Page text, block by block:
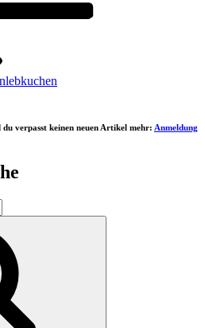
verpasst keinen neuen Artikel mehr: Anmeldung